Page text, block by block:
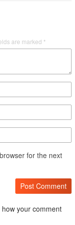
are marked *
for the next
how your comment